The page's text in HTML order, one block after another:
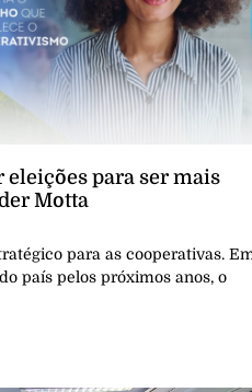
para ser mais
Motta
para as cooperativas.
país pelos próximos anos, o